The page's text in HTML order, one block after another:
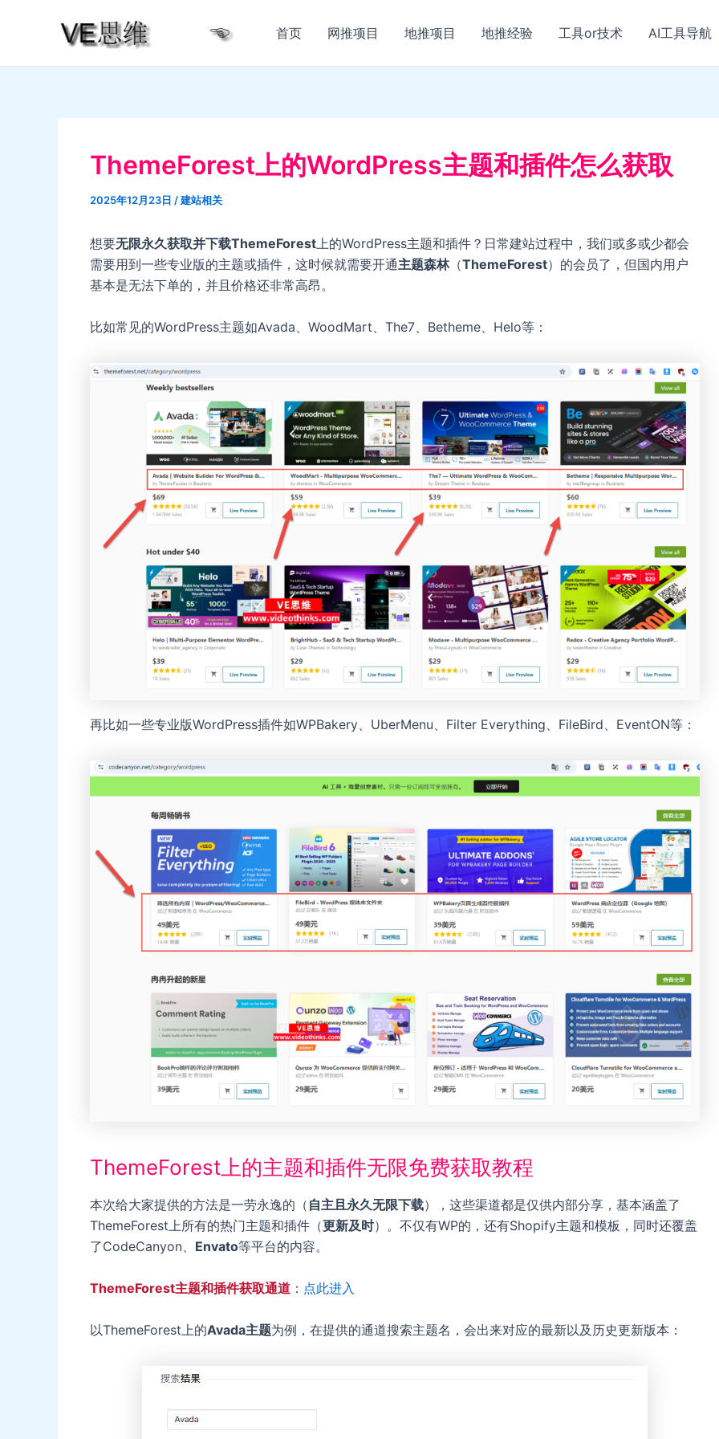
首页 网推项目 地推项目 地推经验 工具or技术 AI工具导航
ThemeForest上的WordPress主题和插件怎么获取
2025年12月23日 /建站相关
想要无限永久获取并下载ThemeForest上的WordPress主题和插件？日常建站过程中，我们或多或少都会
需要用到一些专业版的主题或插件，这时候就需要开通主题森林（ThemeForest）的会员了，但国内用户
基本是无法下单的，并且价格还非常高昂。
比如常见的WordPress主题如Avada、WoodMart、The7、Betheme、Helo等：
再比如一些专业版WordPress插件如WPBakery、UberMenu、Filter Everything、FileBird、EventON等：
ThemeForest上的主题和插件无限免费获取教程
本次给大家提供的方法是一劳永逸的（ 自主且永久无限下载），这些渠道都是仅供内部分享，基本涵盖了
ThemeForest上所有的热门主题和插件（更新及时）。不仅有WP的，还有Shopify主题和模板，同时还覆盖
了CodeCanyon、 Envato等平台的内容。
ThemeForest主题和插件获取通道 ： 点此进入
以ThemeForest上的Avada主题为例，在提供的通道搜索主题名，会出来对应的最新以及历史更新版本：